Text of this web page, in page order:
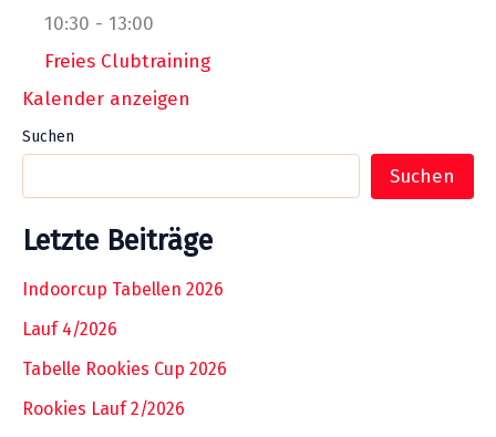
10:30 - 13:00
Freies Clubtraining
Kalender anzeigen
Suchen
Suchen
Letzte Beiträge
Indoorcup Tabellen 2026
Lauf 4/2026
Tabelle Rookies Cup 2026
Rookies Lauf 2/2026